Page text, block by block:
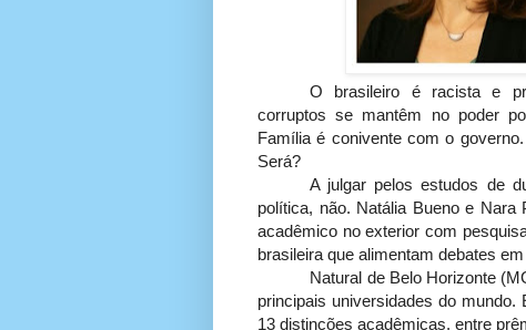
O brasileiro é racista e
corruptos se mantêm no poder
Família é conivente com o
Será?
A julgar pelos estudos de
política, não. Natália Bueno e
acadêmico no exterior com
brasileira que alimentam debates
Natural de Belo Horizonte
principais universidades do
13 distinções acadêmicas, entre